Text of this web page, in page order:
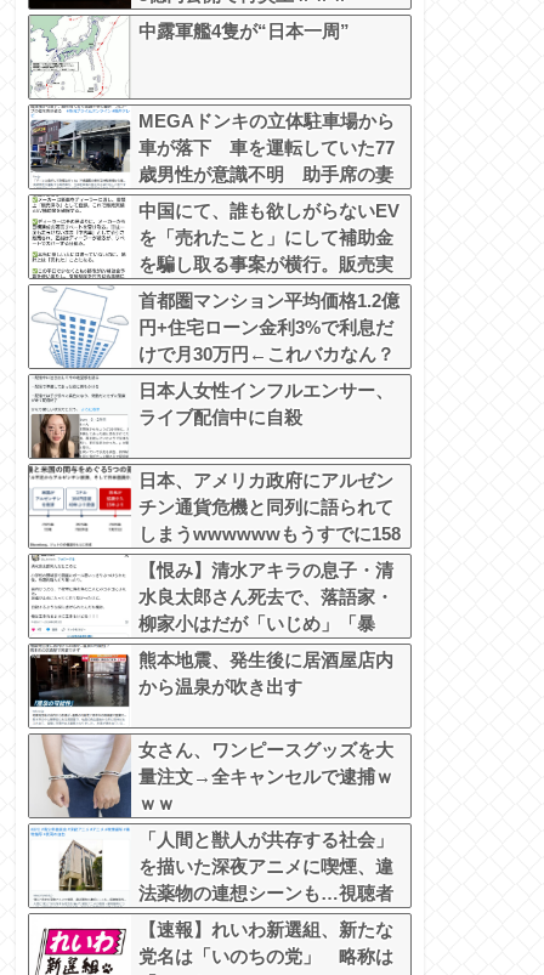
中露軍艦4隻が“日本一周”
MEGAドンキの立体駐車場から
車が落下 車を運転していた77
歳男性が意識不明 助手席の妻
は腰を骨折
中国にて、誰も欲しがらないEV
を「売れたこと」にして補助金
を騙し取る事案が横行。販売実
績水増し
首都圏マンション平均価格1.2億
円+住宅ローン金利3%で利息だ
けで月30万円←これバカなん？
日本人女性インフルエンサー、
ライブ配信中に自殺
日本、アメリカ政府にアルゼン
チン通貨危機と同列に語られて
しまうwwwwwwもうすでに158
円に戻る
【恨み】清水アキラの息子・清
水良太郎さん死去で、落語家・
柳家小はだが「いじめ」「暴
行」被害告発
熊本地震、発生後に居酒屋店内
から温泉が吹き出す
女さん、ワンピースグッズを大
量注文→全キャンセルで逮捕ｗ
ｗｗ
「人間と獣人が共存する社会」
を描いた深夜アニメに喫煙、違
法薬物の連想シーンも…視聴者
批判でBPO議論
【速報】れいわ新選組、新たな
党名は「いのちの党」 略称は